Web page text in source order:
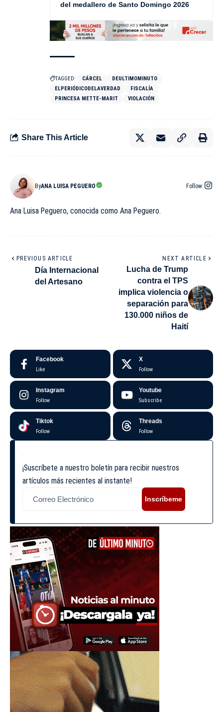
del medallero de Santo Domingo 2026
TAGGED: CÁRCEL
DEULTIMOMINUTO
ELPERIÓDICODELAVERDAD
FISCALÍA
PRINCESA METTE-MARIT
VIOLACIÓN
Share This Article
ByANA LUISA PEGUERO Follow:
Ana Luisa Peguero, conocida como Ana Peguero.
PREVIOUS ARTICLE
Día Internacional
del Artesano
NEXT ARTICLE
Lucha de Trump
contra el TPS
implica violencia o
separación para
130.000 niños de
Haití
Facebook
Like
X
Follow
Instagram
Follow
Youtube
Subscribe
Tiktok
Follow
Threads
Follow
¡Suscríbete a nuestro boletín para recibir nuestros
artículos más recientes al instante!
Inscríbeme